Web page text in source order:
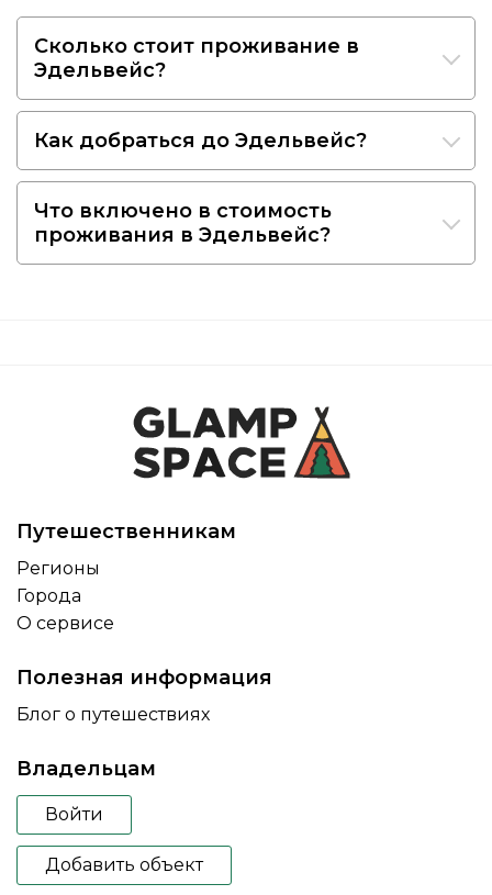
Сколько стоит проживание в
Эдельвейс?
Как добраться до Эдельвейс?
Что включено в стоимость
проживания в Эдельвейс?
Путешественникам
Регионы
Города
О сервисе
Полезная информация
Блог о путешествиях
Владельцам
Войти
Добавить объект